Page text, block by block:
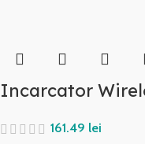
Incarcator
lei